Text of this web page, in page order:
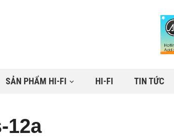
SẢN PHẨM HI-FI HI-FI TIN TỨC
12a